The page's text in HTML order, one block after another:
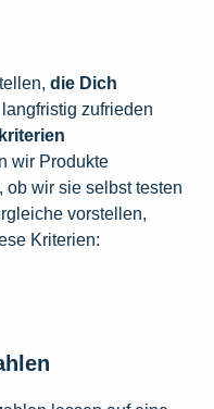
die Dich
zufrieden
wir Produkte
wir sie selbst testen
vorstellen,
Kriterien: